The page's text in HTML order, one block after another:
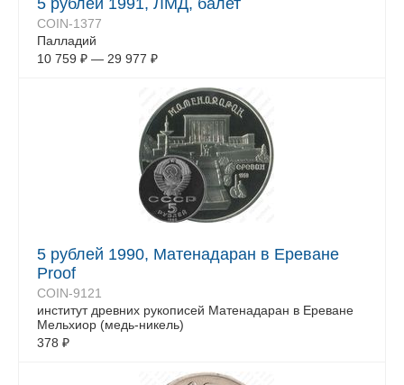
5 рублей 1991, ЛМД, балет
COIN-1377
Палладий
10 759 ₽ — 29 977 ₽
5 рублей 1990, Матенадаран в Ереване
Proof
COIN-9121
институт древних рукописей Матенадаран в Ереване
Мельхиор (медь-никель)
378 ₽